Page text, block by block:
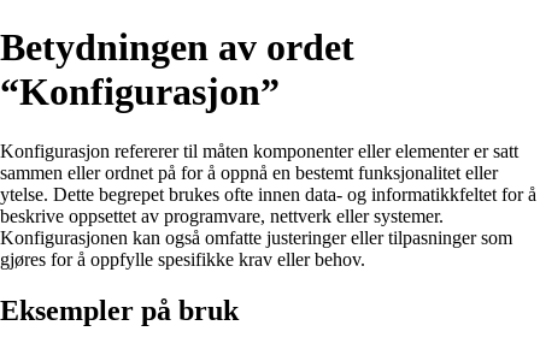
Betydningen av ordet
“Konfigurasjon”
Konfigurasjon refererer til måten komponenter eller elementer er satt
sammen eller ordnet på for å oppnå en bestemt funksjonalitet eller
ytelse. Dette begrepet brukes ofte innen data- og informatikkfeltet for å
beskrive oppsettet av programvare, nettverk eller systemer.
Konfigurasjonen kan også omfatte justeringer eller tilpasninger som
gjøres for å oppfylle spesifikke krav eller behov.
Eksempler på bruk